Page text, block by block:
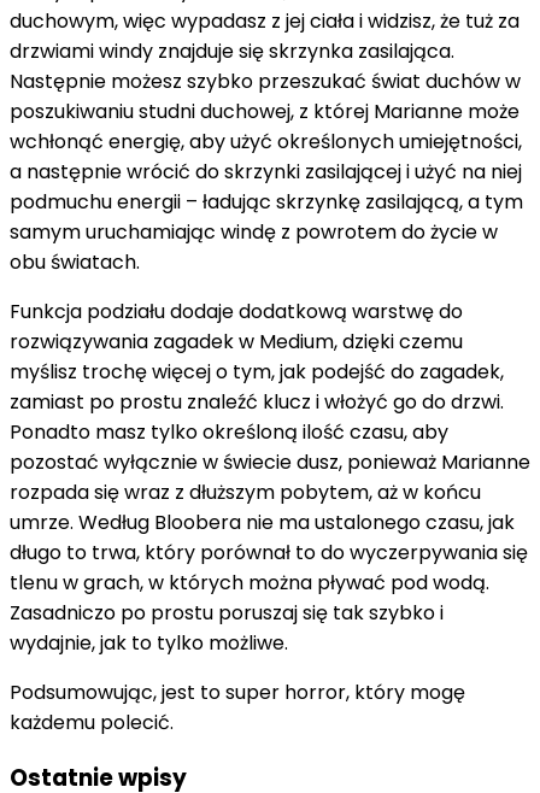
duchowym, więc wypadasz z jej ciała i widzisz, że tuż za
drzwiami windy znajduje się skrzynka zasilająca.
Następnie możesz szybko przeszukać świat duchów w
poszukiwaniu studni duchowej, z której Marianne może
wchłonąć energię, aby użyć określonych umiejętności,
a następnie wrócić do skrzynki zasilającej i użyć na niej
podmuchu energii – ładując skrzynkę zasilającą, a tym
samym uruchamiając windę z powrotem do życie w
obu światach.
Funkcja podziału dodaje dodatkową warstwę do
rozwiązywania zagadek w Medium, dzięki czemu
myślisz trochę więcej o tym, jak podejść do zagadek,
zamiast po prostu znaleźć klucz i włożyć go do drzwi.
Ponadto masz tylko określoną ilość czasu, aby
pozostać wyłącznie w świecie dusz, ponieważ Marianne
rozpada się wraz z dłuższym pobytem, ​​aż w końcu
umrze. Według Bloobera nie ma ustalonego czasu, jak
długo to trwa, który porównał to do wyczerpywania się
tlenu w grach, w których można pływać pod wodą.
Zasadniczo po prostu poruszaj się tak szybko i
wydajnie, jak to tylko możliwe.
Podsumowując, jest to super horror, który mogę
każdemu polecić.
Ostatnie wpisy